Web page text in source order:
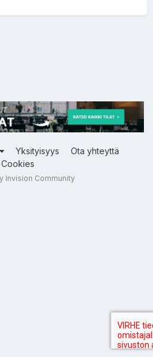
Yksityisyys
Ota yhteyttä
Cookies
Invision Community